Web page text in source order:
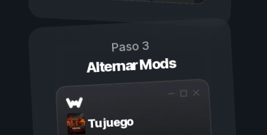
Paso 3
Alternar Mods
Tu juego